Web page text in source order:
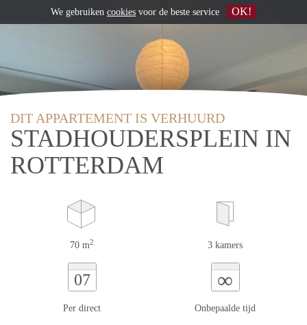
DIT APPARTEMENT IS VERHUURD
STADHOUDERSPLEIN IN
ROTTERDAM
70 m2 3 kamers
07
Per direct
∞
Onbepaalde tijd
We gebruiken cookies voor de beste service OK!